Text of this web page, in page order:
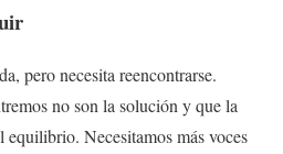
pero necesita reencontrarse.
no son la solución y que la
equilibrio. Necesitamos más voces